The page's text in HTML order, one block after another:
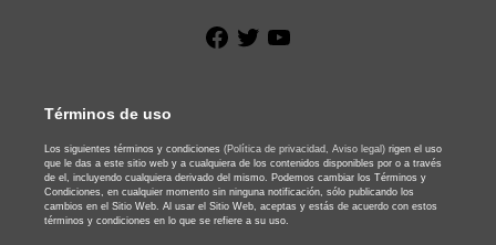
Facebook
Twitter
Términos de uso
Los siguientes términos y condiciones (Política de privacidad, Aviso legal) rigen el uso
que le das a este sitio web y a cualquiera de los contenidos disponibles por o a través
de el, incluyendo cualquiera derivado del mismo. Podemos cambiar los Términos y
Condiciones, en cualquier momento sin ninguna notificación, sólo publicando los
cambios en el Sitio Web. Al usar el Sitio Web, aceptas y estás de acuerdo con estos
términos y condiciones en lo que se refiere a su uso.